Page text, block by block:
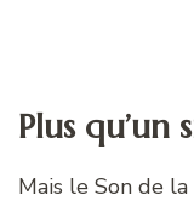
Plus
Mais le Son de